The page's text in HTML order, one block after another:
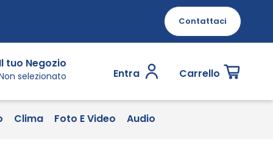
Contattaci
tuo Negozio
selezionato Entra Carrello
Clima Foto E Video Audio